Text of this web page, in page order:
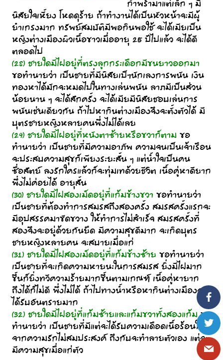
กำพร้ามาแต่เล็ก ๆ มี
นิสัยใจเหี้ยง โหดดุร้าย ถ้าทำงานได้เป็นหัวหน้าจะมีผู้
ยำเกรงมาก ทรัพย์สมบัติมีพอกินพอใช้ จะได้เมียเป็น
หญิงต่างเมืองผิวเนื้อขาวเมื่ออายุ 25 ปีไปแล้ว จะได้ดี
ตลอดไป
(28) ชายใดมีไฝอยู่ที่ตรงลูกกระเดือกมีขนยาวออกมา
ขอทำนายว่า เป็นชายที่มีนิสัยเป็ฯนักเลงการพนัน เงิน
ทองหาได้มักจะหมดไปในทางเล่นพนัน ลาภมีเป็นส่วน
น้อยนาน ๆ จะได้สักครั้ง จะได้เมียมีนิสัยชอบเล่นการ
พนันเช่นเดียวกัน ถ้าไปหากินต่างเมืองจึงจะตั้งตัวได้ มี
บุตรชายหญิงหลายคนพึ่งไม่ได้เลย
(29) ชายใดมีไฝอยู่ที่หนังตาซ้ายหรือขวาก็ตามขอ
ทำนายว่า เป็นชายที่มีความอาภัพ ความจนเป็นเจ้าเรือน
จะประสบความสุขก็เพียงระยะสั้น ๆ แต่น้ำใจเป็นคน
ซื่อสัตย์ ลงรักใครแล้วก็จะทุ่มเทด้วยชีวิต เนื้อคู่หาดียาก
พึ่งไม่ค่อยได้ อายุสั้น
(30) ชายใดมีไฝสองเม็ดอยู่ที่แก้มข้างขวา ขอทำนายว่า
เป็นชายที่ต้องทำการสมรสถึงสองครั้ง สมรสครั้งแรกจะ
มีอุปสรรคมาขัดขวาง ให้ทำการไม่สำเร็จ สมรสครั้งที่
สองจึงจะอยู่ด้วยกันยืด มีความสุขดีมาก จะเกิดบุตร
ชายหญิงหลายคน จะสบายเมื่อแก่
(31) ชายใดมีไฝสองเม็ดอยู่ที่แก้มข้างซ้าย ขอทำนายว่า
เป็นชายที่จะเกิดความหายนะในการสมรส ยิ่งมีไฝมาก
ขึ้นก็ยิ่งทวีความร้ายมากขึ้นตามเกณฑ์ เนื้อคู่หายาก
ถึงได้ก็ไม่ดี พึ่งไม่ได้ ถ้าไปทางน้ำหรือหากินต่างเมืองจะ
ได้รับอันตรายมาก
(32) ชายใดมีไฝอยู่ที่แก้มซ้ายและแก้มขวาทั้งสองแก้มขอ
ทำนายว่า เป็นชายที่มีแต่จะได้รับความเดือดเนื้อร้อนใจ
จากความรักไม่สมประสงค์ ถึงกับจะทำลายตัวเอง แต่จะ
มีความสุขเมื่อแก่ตัว